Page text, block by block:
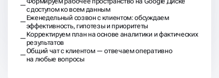
с доступом ко всем данным
Еженедельный созвон с клиентом: обсуждаем
эффективность, гипотезы и приоритеты
Корректируем план на основе аналитики и фактических
результатов
Общий чат с клиентом — отвечаем оперативно
на любые вопросы